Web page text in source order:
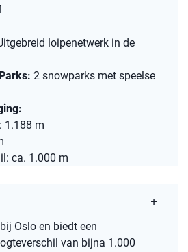
loipenetwerk in de
2 snowparks met speelse
1.188 m
ca. 1.000 m
Oslo en biedt een
van bijna 1.000